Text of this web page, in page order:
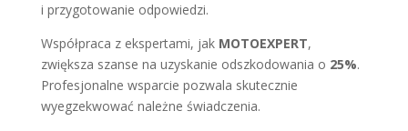
i przygotowanie odpowiedzi.
Współpraca z ekspertami, jak MOTOEXPERT,
zwiększa szanse na uzyskanie odszkodowania o 25%.
Profesjonalne wsparcie pozwala skutecznie
wyegzekwować należne świadczenia.